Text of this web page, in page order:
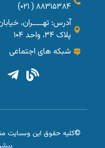
۸۸۳۱۵۳۸۴ ( ۰۲۱)
آدرس: تهــــران،
پلاک ۳۴، واحد ۱۰۴
شبکه های اجتماعی
©کلیه حقوق این وبسایت